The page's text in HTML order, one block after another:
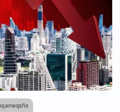
งเทพธุรกิจ